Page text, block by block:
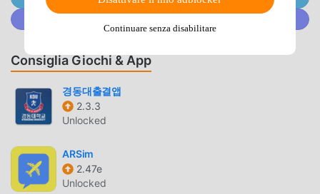
Árvore offre un'esperienza più ricca e funzioni più potenti.
Devi solo scaricare e installare Árvore 4.5.7, puoi
gratuito! Inoltre, moddroid supporta anche l'applicazione
education per consentire ai fan di scambiarsi esperienze,
condividere la felicità che incontrano nell'applicazione,
cosa stai aspettando, vieni a scaricarla ora
moddroid non solo fornisce l'originale Árvore 4.5.7
completamente gratuito, ma allega anche la versione mod,
Consiglia Giochi & App
경동대출결앱
2.3.3
Unlocked
ARSim
2.47e
Unlocked
Continuare senza disabilitare